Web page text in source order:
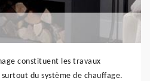
constituent les travaux
du système de chauffage.